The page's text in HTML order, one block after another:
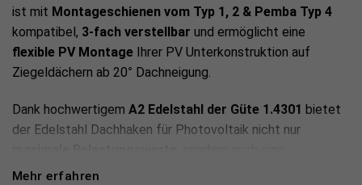
ist mit Montageschienen vom Typ 1, 2 & Pemba Typ 4
kompatibel, 3-fach verstellbar und ermöglicht eine
flexible PV Montage Ihrer PV Unterkonstruktion auf
Ziegeldächern ab 20° Dachneigung.
Dank hochwertigem A2 Edelstahl der Güte 1.4301 bietet
der Edelstahl Dachhaken für Photovoltaik nicht nur
hervorragende Korrosionsbeständigkeit
Mehr erfahren